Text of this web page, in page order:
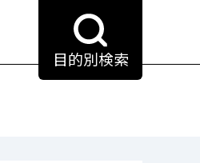
目的別検索